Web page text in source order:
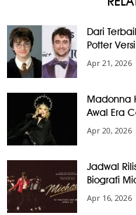
Dari
Potter
Apr 21, 2026
Madonna
Awal Era
Apr 20, 2026
Jadwal
Biografi
Apr 16, 2026